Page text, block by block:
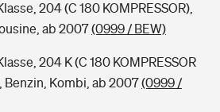
204 (C 180 KOMPRESSOR),
ab 2007(0999 / BEW)
204 K (C 180 KOMPRESSOR
Benzin, Kombi, ab 2007(0999 /